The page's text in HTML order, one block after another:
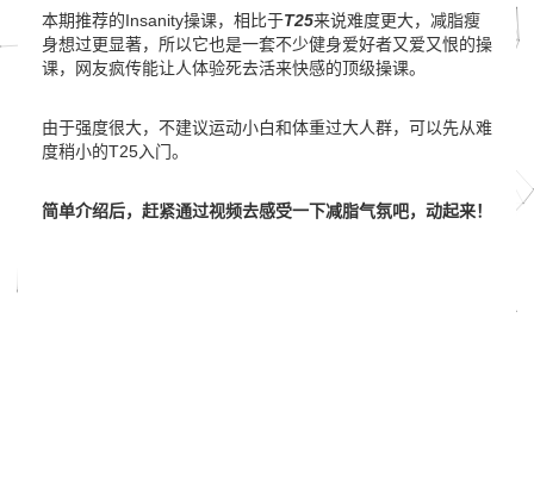
本期推荐的Insanity操课，相比于T25来说难度更大，减脂瘦
身想过更显著，所以它也是一套不少健身爱好者又爱又恨的操
课，网友疯传能让人体验死去活来快感的顶级操课。
由于强度很大，不建议运动小白和体重过大人群，可以先从难
度稍小的T25入门。
简单介绍后，赶紧通过视频去感受一下减脂气氛吧，动起来！